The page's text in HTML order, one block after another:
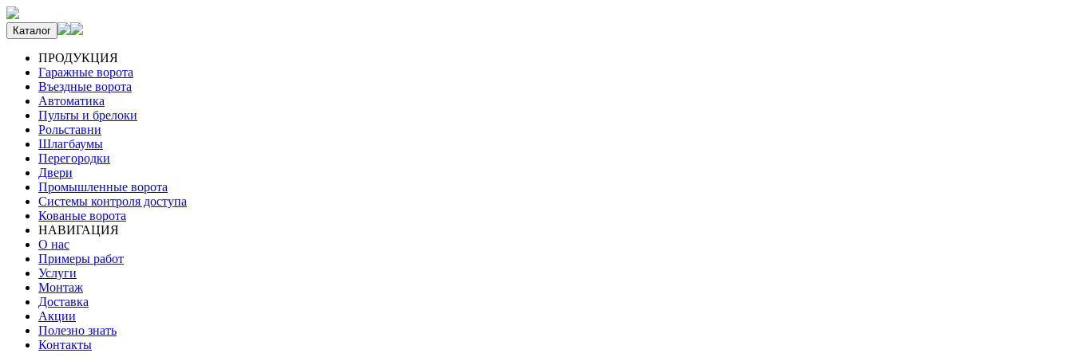
Каталог
ПРОДУКЦИЯ
Гаражные ворота
Въездные ворота
Автоматика
Пульты и брелоки
Рольставни
Шлагбаумы
Перегородки
Двери
Промышленные ворота
Системы контроля доступа
Кованые ворота
НАВИГАЦИЯ
О нас
Примеры работ
Услуги
Монтаж
Доставка
Акции
Полезно знать
Контакты